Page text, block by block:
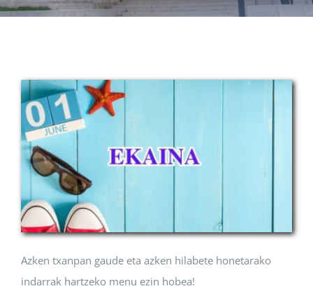
Azken txanpan gaude eta azken hilabete honetarako
indarrak hartzeko menu ezin hobea!